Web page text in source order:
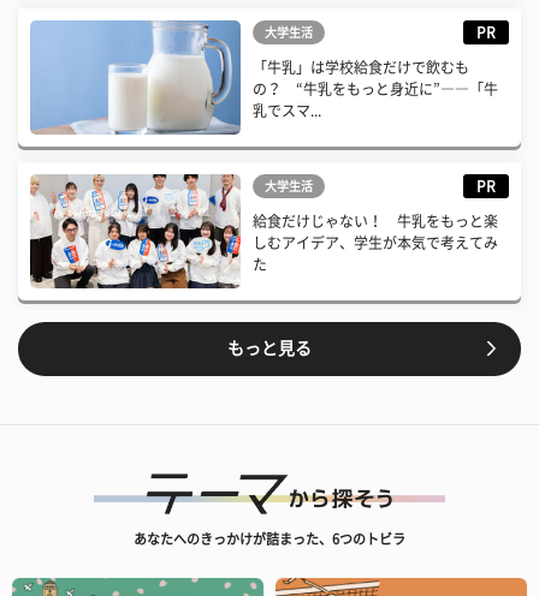
大学生活 PR
「牛乳」は学校給食だけで飲むも
の？ “牛乳をもっと身近に”――「牛
乳でスマ...
大学生活 PR
給食だけじゃない！ 牛乳をもっと楽
しむアイデア、学生が本気で考えてみ
た
もっと見る
あなたへのきっかけが詰まった、6つのトビラ